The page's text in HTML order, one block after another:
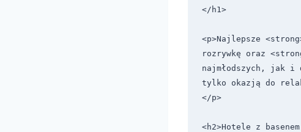
</h1>
<p>Najlepsze
rozrywkę oraz
najmłodszych, jak i
tylko okazją do
</p>
<h2>Hotele z